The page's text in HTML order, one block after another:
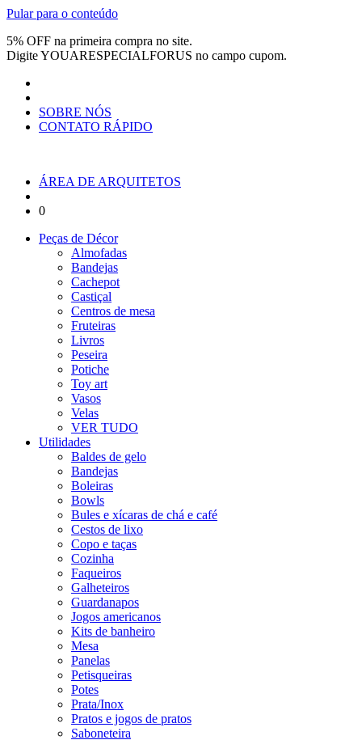
Pular para o conteúdo
5% OFF na primeira compra no site.
DigiteYOUARESPECIALFORUS no campo cupom.
SOBRE NÓS
CONTATO RÁPIDO
ÁREA DE ARQUITETOS
0
Peças de Décor
Almofadas
Bandejas
Cachepot
Castiçal
Centros de mesa
Fruteiras
Livros
Peseira
Potiche
Toy art
Vasos
Velas
VER TUDO
Utilidades
Baldes de gelo
Bandejas
Boleiras
Bowls
Bules e xícaras de chá e café
Cestos de lixo
Copo e taças
Cozinha
Faqueiros
Galheteiros
Guardanapos
Jogos americanos
Kits de banheiro
Mesa
Panelas
Petisqueiras
Potes
Prata/Inox
Pratos e jogos de pratos
Saboneteira